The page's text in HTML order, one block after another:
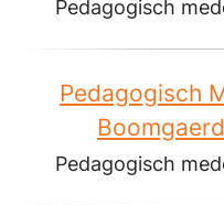
Pedagogisch
Pedagogisch
Pedagogisch